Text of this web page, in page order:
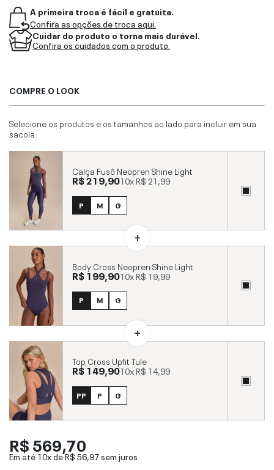
A primeira troca é fácil e gratuita.
Confira as opções de troca aqui.
Cuidar do produto o torna mais durável.
Confira os cuidados com o produto.
COMPRE O LOOK
Selecione os produtos e os tamanhos ao lado para incluir em sua
sacola.
Calça Fusô Neopren Shine Light
R$ 219,9010xR$ 21,99
P M G
Body Cross Neopren Shine Light
R$ 199,9010xR$ 19,99
P M G
Top Cross Upfit Tule
R$ 149,9010xR$ 14,99
PP P G
R$ 569,70
Em até 10x deR$ 56,97sem juros